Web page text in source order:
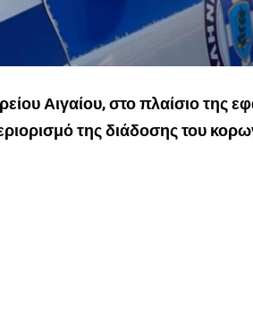
Αιγαίου, στο πλαίσιο της
της διάδοσης του